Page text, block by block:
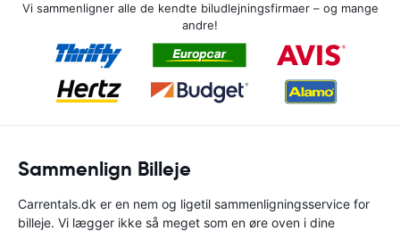
Vi sammenligner alle de kendte biludlejningsfirmaer – og mange
andre!
Sammenlign Billeje
Carrentals.dk er en nem og ligetil sammenligningsservice for
billeje. Vi lægger ikke så meget som en øre oven i dine